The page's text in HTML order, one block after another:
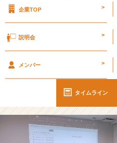
ジ
社
1％
が
未
経
企業TOP >
説明会 >
メンバー >
タイムライン